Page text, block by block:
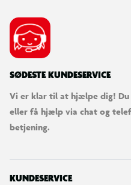
SØDESTE KUNDESERVICE
Vi er klar til at hjælpe dig!
eller få hjælp via chat og
betjening.
KUNDESERVICE